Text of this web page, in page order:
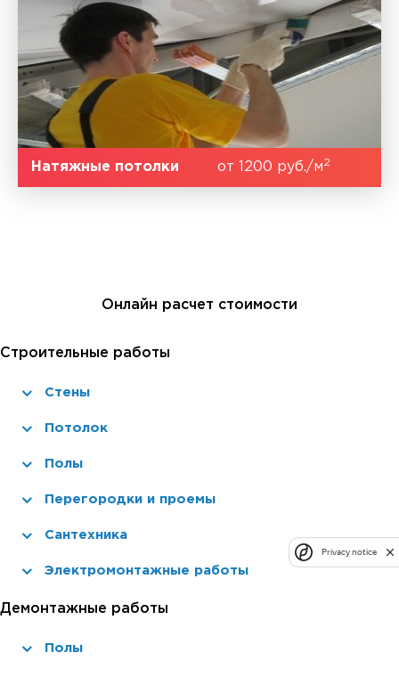
Натяжные потолки от 1200 руб./м2
Онлайн расчет стоимости
Строительные работы
Стены
Потолок
Полы
Перегородки и проемы
Сантехника
Электромонтажные работы
Демонтажные работы
Полы
Privacy notice